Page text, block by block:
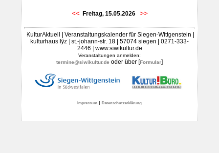
<< Freitag, 15.05.2026 >>
KulturAktuell | Veranstaltungskalender für Siegen-Wittgenstein |
kulturhaus lÿz | st.-johann-str. 18 | 57074 siegen | 0271-333-
2446 | www.siwikultur.de
Veranstaltungen anmelden:
termine@siwikultur.de oder über [Formular]
Impressum | Datenschutzerklärung